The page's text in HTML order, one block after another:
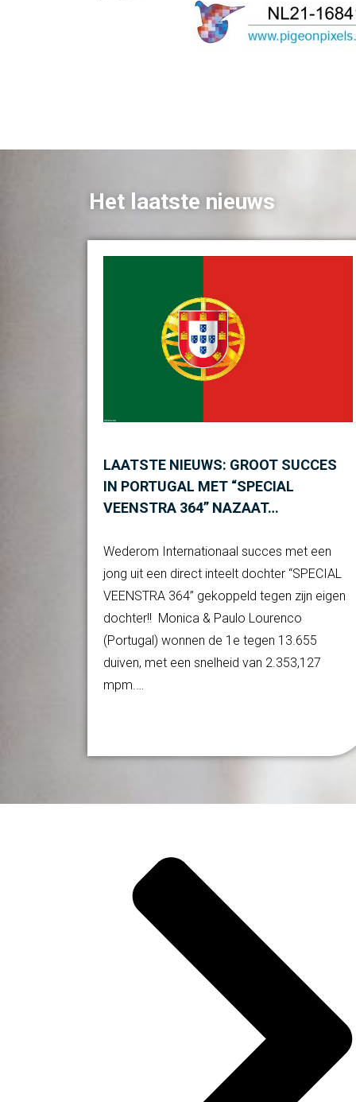
Het laatste nieuws
LAATSTE NIEUWS: GROOT SUCCES
IN PORTUGAL MET “SPECIAL
VEENSTRA 364” NAZAAT…
Wederom Internationaal succes met een
jong uit een direct inteelt dochter “SPECIAL
VEENSTRA 364” gekoppeld tegen zijn eigen
dochter!! Monica & Paulo Lourenco
(Portugal) wonnen de 1e tegen 13.655
duiven, met een snelheid van 2.353,127
mpm.…